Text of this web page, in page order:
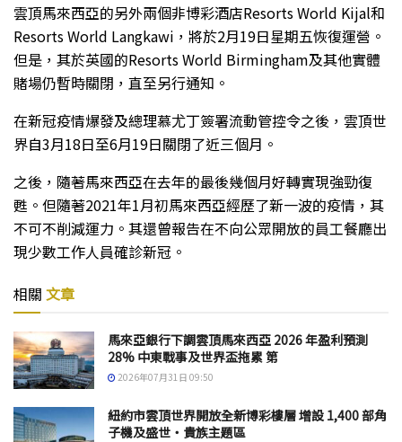
雲頂馬來西亞的另外兩個非博彩酒店Resorts World Kijal和
Resorts World Langkawi，將於2月19日星期五恢復運營。
但是，其於英國的Resorts World Birmingham及其他實體
賭場仍暫時關閉，直至另行通知。
在新冠疫情爆發及總理慕尤丁簽署流動管控令之後，雲頂世
界自3月18日至6月19日關閉了近三個月。
之後，隨著馬來西亞在去年的最後幾個月好轉實現強勁復
甦。但隨著2021年1月初馬來西亞經歷了新一波的疫情，其
不可不削減運力。其還曾報告在不向公眾開放的員工餐廳出
現少數工作人員確診新冠。
相關 文章
馬來亞銀行下調雲頂馬來西亞 2026 年盈利預測
28% 中東戰事及世界盃拖累 第
2026年07月31日 09:50
紐約市雲頂世界開放全新博彩樓層 增設 1,400 部角
子機及盛世・貴族主題區